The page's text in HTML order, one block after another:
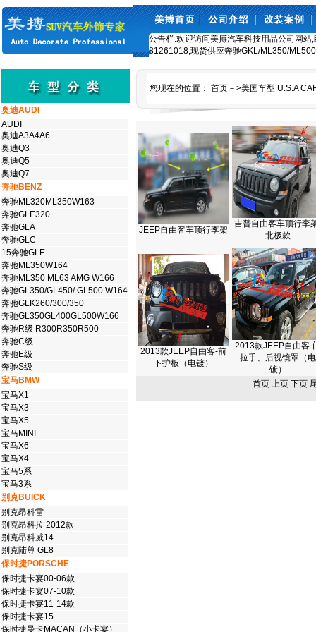
公告栏:欢迎访问美搏汽车科技用品公司网
81261018,现货供应奔驰GKL/ML350/
奥迪AUDI
AUDI
奥迪A3A4A6
奥迪Q3
奥迪Q5
奥迪Q7
奔驰BENZ
奔驰ML320ML350W163
奔驰GLE320
奔驰GLA
奔驰GLC
15奔驰GLE
奔驰ML350W164
奔驰ML350 ML63 AMG W166
奔驰GL350/GL450/ GL500 W164
奔驰GLK260/300/350
奔驰GL350GL400GL500W166
奔驰R级 R300R350R500
奔驰C级
奔驰E级
奔驰S级
宝马BMW
宝马X1
宝马X3
宝马X5
宝马MINI
宝马X6
宝马X4
宝马5系
宝马3系
别克BUICK
别克昂科雷
别克昂科拉 2012款
别克昂科威14+
别克陆尊 GL8
保时捷PORSCHE
保时捷卡宴00-06款
保时捷卡宴07-10款
保时捷卡宴11-14款
保时捷卡宴15+
保时捷曼卡MACAN（小卡宴）
您现在的位置： 首页 －>美国车型 U.S.A
JEEP自由客车顶行李架
吉普自由客车顶行李
北极款
2013款JEEP自由客-前
下护板（电镀）
2013款JEEP自由客-
拉手、后视镜罩（电
镀）
首页 上页 下页